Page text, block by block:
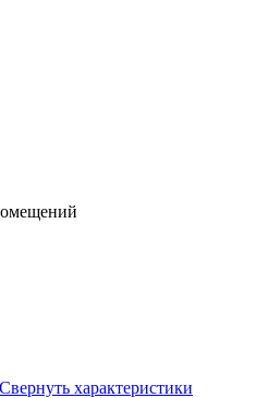
Свернуть характеристики